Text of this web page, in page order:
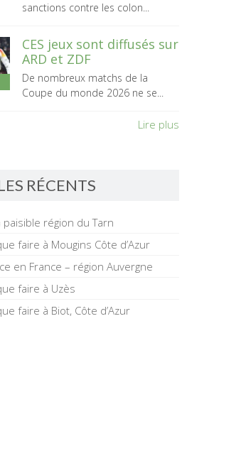
sanctions contre les colon...
CES jeux sont diffusés sur
ARD et ZDF
De nombreux matchs de la
Coupe du monde 2026 ne se...
Lire plus
RÉCENTS
paisible région du Tarn
faire à Mougins Côte d’Azur
en France – région Auvergne
faire à Uzès
faire à Biot, Côte d’Azur